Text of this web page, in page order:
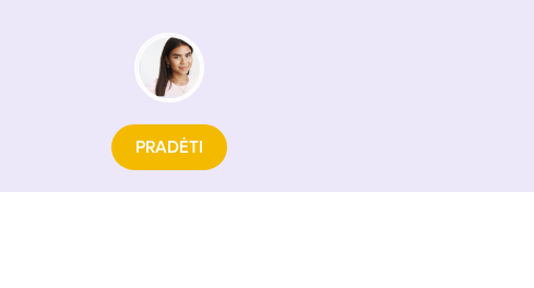
PRADĖTI